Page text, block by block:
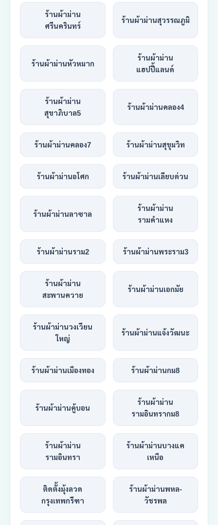
ร้านผ้าม่าน
ศรีนครินทร์
ร้านผ้าม่านสุวรรณภูมิ
ร้านผ้าม่านหัวหมาก
ร้านผ้าม่าน
แฮปปี้แลนด์
ร้านผ้าม่าน
สุขาภิบาล5
ร้านผ้าม่านคลอง4
ร้านผ้าม่านคลอง7 ร้านผ้าม่านสุขุมวิท
ร้านผ้าม่านอโศก ร้านผ้าม่านเลียบด่วน
ร้านผ้าม่านลาซาล
ร้านผ้าม่าน
รามคำแหง
ร้านผ้าม่านราม2 ร้านผ้าม่านพระราม3
ร้านผ้าม่าน
สะพานควาย
ร้านผ้าม่านเอกมัย
ร้านผ้าม่านวงเวียน
ใหญ่
ร้านผ้าม่านแจ้งวัฒนะ
ร้านผ้าม่านเมืองทอง ร้านผ้าม่านกม8
ร้านผ้าม่านคู้บอน
ร้านผ้าม่าน
รามอินทรากม8
ร้านผ้าม่าน
รามอินทรา
ร้านผ้าม่านบางแค
เหนือ
ติดตั้งมุ้งลวด
กรุงเทพกรีฑา
ร้านผ้าม่านพหล-
วัชรพล